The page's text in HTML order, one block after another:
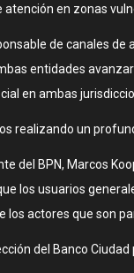
en zonas
de canales
entidades
en ambas
realizando un
del BPN, Marcos
los usuarios
los actores que son
del Banco